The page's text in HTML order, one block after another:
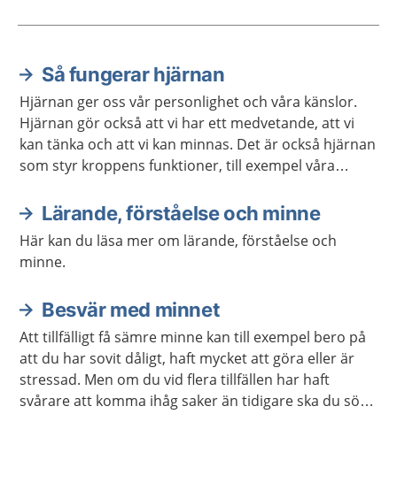
Aktuella artiklar
Så fungerar hjärnan
Hjärnan ger oss vår personlighet och våra känslor.
Hjärnan gör också att vi har ett medvetande, att vi
kan tänka och att vi kan minnas. Det är också hjärnan
som styr kroppens funktioner, till exempel våra
Lärande, förståelse och minne
Här kan du läsa mer om lärande, förståelse och
minne.
Besvär med minnet
Att tillfälligt få sämre minne kan till exempel bero på
att du har sovit dåligt, haft mycket att göra eller är
stressad. Men om du vid flera tillfällen har haft
svårare att komma ihåg saker än tidigare ska du söka